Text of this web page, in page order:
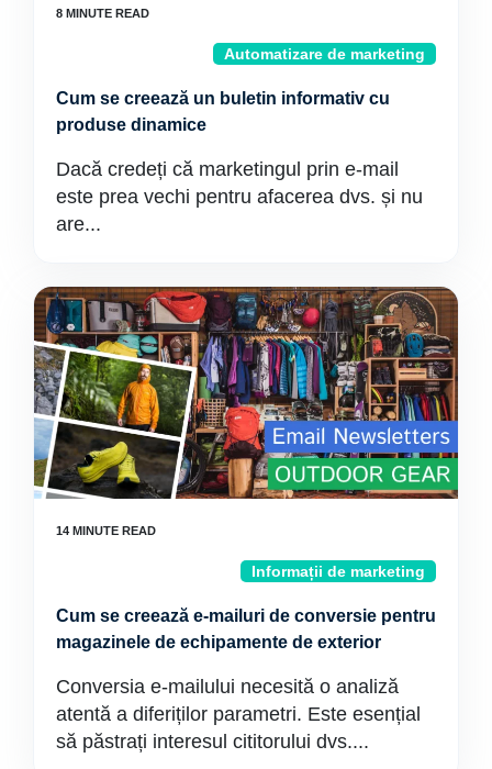
Automatizare de marketing
Cum se creează un buletin informativ cu
produse dinamice
Dacă credeți că marketingul prin e-mail
este prea vechi pentru afacerea dvs. și nu
are...
Informații de marketing
Cum se creează e-mailuri de conversie pentru
magazinele de echipamente de exterior
Conversia e-mailului necesită o analiză
atentă a diferiților parametri. Este esențial
să păstrați interesul cititorului dvs....